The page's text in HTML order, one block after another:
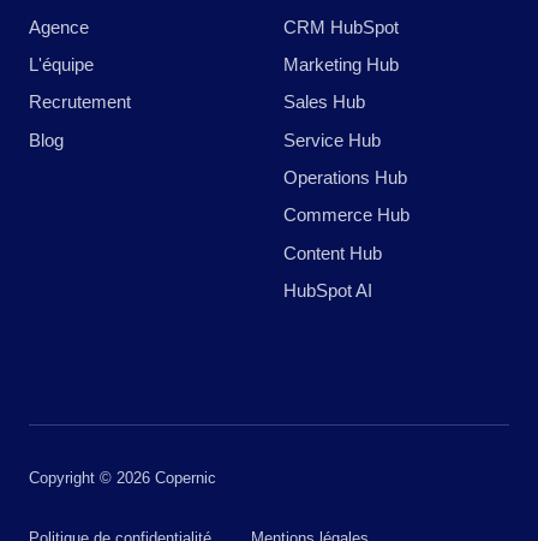
Agence
L'équipe
Recrutement
Blog
CRM HubSpot
Marketing Hub
Sales Hub
Service Hub
Operations Hub
Commerce Hub
Content Hub
HubSpot AI
Copyright © 2026 Copernic